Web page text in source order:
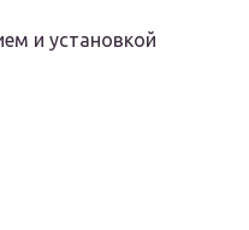
и установкой